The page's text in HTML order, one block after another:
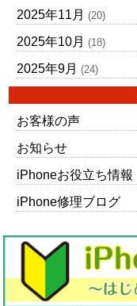
2025年11月 (20)
2025年10月 (18)
2025年9月 (24)
お客様の声
お知らせ
iPhoneお役立ち情報
iPhone修理ブログ